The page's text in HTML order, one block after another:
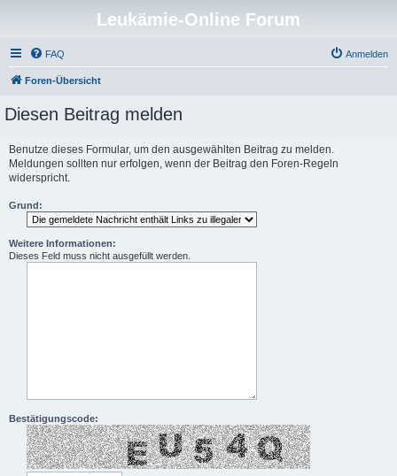
Leukämie-Online Forum
FAQ Anmelden
Foren-Übersicht
Diesen Beitrag melden
Benutze dieses Formular, um den ausgewählten Beitrag zu melden.
Meldungen sollten nur erfolgen, wenn der Beitrag den Foren-Regeln
widerspricht.
Grund:
Weitere Informationen:
Dieses Feld muss nicht ausgefüllt werden.
Bestätigungscode: